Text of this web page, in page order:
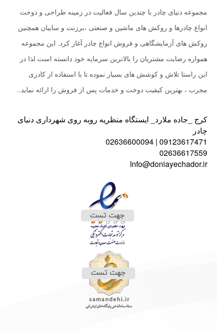
مجموعه دنیای چادر با چندین سال فعالیت در زمینه طراحی و دوخت
انواع چادرها و روکش های ماشین و صنعتی ،برزنت و سایبان همچنین
روکش های آزمایشگاهی و فروش انواع چادر آغاز کرد. این مجموعه
همواره رضایت مشتریان را بالاترین سرمایه خود دانسته است لذا در
این راستا تلاش و کوشش های بسیار نموده تا با استفاده از کادری
مجرب ، بهترین کیفیت دوخت و خدمات پس از فروش را ارائه نماید..
کرج _جاده ملارد_ ایستگاه منظریه روبه روی شهرداری دنیای
چادر
09123617471 | 02636600094
02636617559
Info@doniayechador.ir